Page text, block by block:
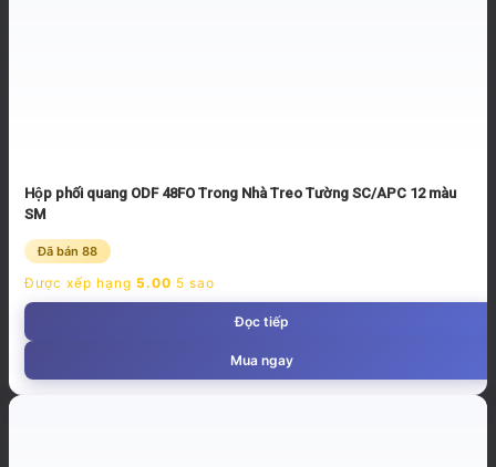
Hộp phối quang ODF 48FO Trong Nhà Treo Tường SC/APC 12 màu
SM
Đã bán 88
Được xếp hạng 5.00 5 sao
Đọc tiếp
Mua ngay